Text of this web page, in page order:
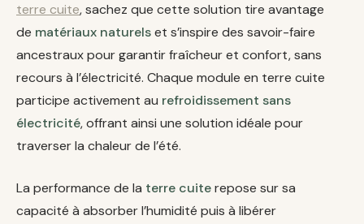
terre cuite, sachez que cette solution tire avantage
de matériaux naturelset s’inspire des savoir-faire
ancestraux pour garantir fraîcheur et confort, sans
recours à l’électricité. Chaque module en terre cuite
participe activement au refroidissement sans
électricité, offrant ainsi une solution idéale pour
traverser la chaleur de l’été.
La performance de la terre cuiterepose sur sa
capacité à absorber l’humidité puis à libérer